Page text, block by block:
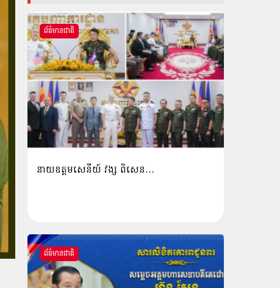
ព័ត៌មានជាតិ
នាយឧត្តមសេនីយ៍ វង្ស ពិសេន…
ព័ត៌មានជាតិ